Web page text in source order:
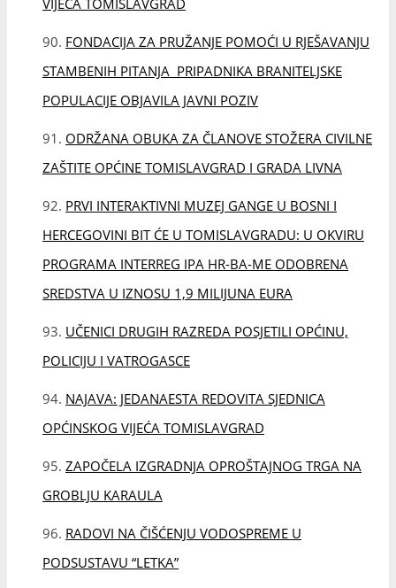
HERCEGOVINI BIT ĆE U TOMISLAVGRADU: U OKVIRU
PROGRAMA INTERREG IPA HR-BA-ME ODOBRENA
SREDSTVA U IZNOSU 1,9 MILIJUNA EURA
UČENICI DRUGIH RAZREDA POSJETILI OPĆINU,
POLICIJU I VATROGASCE
NAJAVA: JEDANAESTA REDOVITA SJEDNICA
OPĆINSKOG VIJEĆA TOMISLAVGRAD
ZAPOČELA IZGRADNJA OPROŠTAJNOG TRGA NA
GROBLJU KARAULA
PODSUSTAVU “LETKA”
OTPADA
TOMISLAVGRAD ZA DOPRINOS I SUDJELOVANJE U
PROJEKTU OPĆINSKOG OKOLIŠNOG UPRAVLJANJA
(MEG)
JAVNI NATJEČAJ